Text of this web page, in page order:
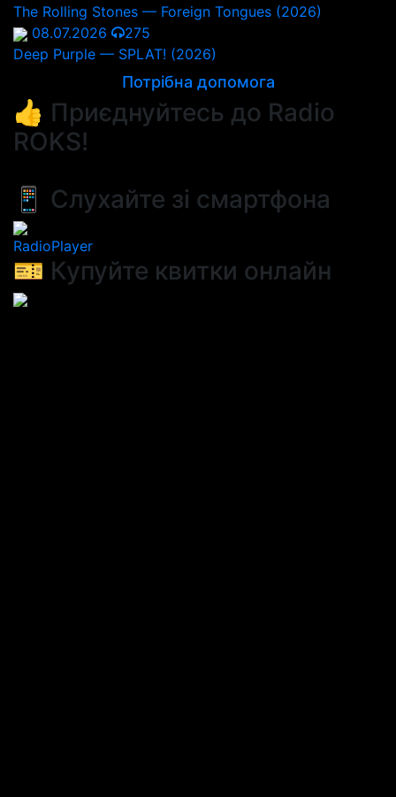
The Rolling Stones — Foreign Tongues (2026)
08.07.2026
275
Deep Purple — SPLAT! (2026)
Потрібна допомога
👍 Приєднуйтесь до Radio
ROKS!
📱 Слухайте зі смартфона
RadioPlayer
🎫 Купуйте квитки онлайн